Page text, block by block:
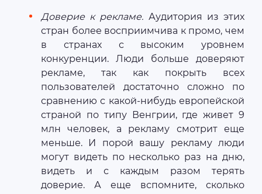
Доверие к рекламе. Аудитория из этих
стран более восприимчива к промо, чем
в странах с высоким уровнем
конкуренции. Люди больше доверяют
рекламе, так как покрыть всех
пользователей достаточно сложно по
сравнению с какой-нибудь европейской
страной по типу Венгрии, где живет 9
млн человек, а рекламу смотрит еще
меньше. И порой вашу рекламу люди
могут видеть по несколько раз на дню,
видеть и с каждым разом терять
доверие. А еще вспомните, сколько